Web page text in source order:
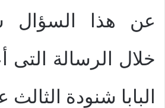
عن هذا السؤال
خلال الرسالة التى
البابا شنودة